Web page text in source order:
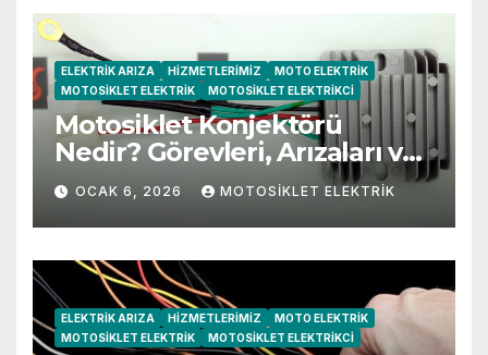
ELEKTRIK ARIZA HIZMETLERIMIZ
MOTO ELEKTRIK
MOTOSIKLET ELEKTRIK
MOTOSIKLET ELEKTRIKCI
Motosiklet Konjektörü
Nedir? Görevleri, Arızaları ve
Belirtileri
OCAK 6, 2026 MOTOSIKLET ELEKTRIK
ELEKTRIK ARIZA HIZMETLERIMIZ
MOTO ELEKTRIK
MOTOSIKLET ELEKTRIK
MOTOSIKLET ELEKTRIKCI